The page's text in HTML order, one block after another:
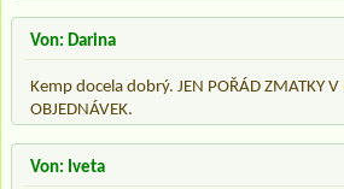
Von: Darina
Kemp docela dobrý. JEN POŘÁD ZMATKY V
OBJEDNÁVEK.
Von: Iveta